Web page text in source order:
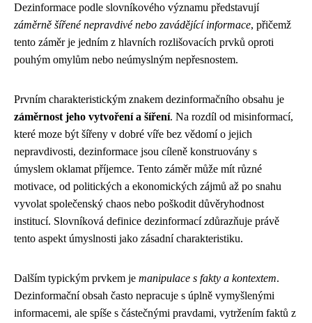
Dezinformace podle slovníkového významu představují
záměrně šířené nepravdivé nebo zavádějící informace, přičemž
tento záměr je jedním z hlavních rozlišovacích prvků oproti
pouhým omylům nebo neúmyslným nepřesnostem.
Prvním charakteristickým znakem dezinformačního obsahu je
záměrnost jeho vytvoření a šíření. Na rozdíl od misinformací,
které moze být šířeny v dobré víře bez vědomí o jejich
nepravdivosti, dezinformace jsou cíleně konstruovány s
úmyslem oklamat příjemce. Tento záměr může mít různé
motivace, od politických a ekonomických zájmů až po snahu
vyvolat společenský chaos nebo poškodit důvěryhodnost
institucí. Slovníková definice dezinformací zdůrazňuje právě
tento aspekt úmyslnosti jako zásadní charakteristiku.
Dalším typickým prvkem je manipulace s fakty a kontextem.
Dezinformační obsah často nepracuje s úplně vymyšlenými
informacemi, ale spíše s částečnými pravdami, vytržením faktů z